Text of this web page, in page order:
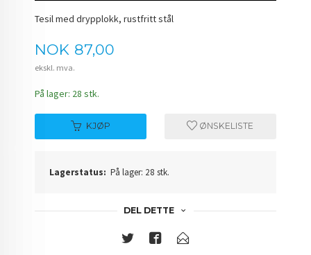
Tesil med drypplokk, rustfritt stål
Pris
NOK 87,00
ekskl. mva.
På lager: 28 stk.
KJØP ØNSKELISTE
Lagerstatus: På lager: 28 stk.
DEL DETTE